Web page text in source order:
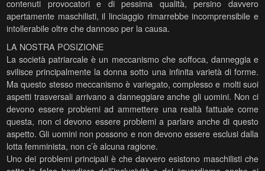
contenuti provocatori e di pessima qualità, persino davvero
apertamente maschilisti, il linciaggio rimarrebbe incomprensibile e
intollerabile oltre che dannoso per la causa.
LA NOSTRA POSIZIONE
La società patriarcale è un meccanismo che soffoca, danneggia e
svilisce principalmente la donna sotto una infinita varietà di forme.
Ma questo stesso meccanismo è variegato, complesso e molti suoi
aspetti trasversali arrivano a danneggiare anche gli uomini. Non ci
devono essere problemi ad ammettere una realtà fattuale come
questa, non ci devono essere problemi a parlare anche di questo
aspetto. Gli uomini non possono e non devono essere esclusi dalla
lotta femminista, non c’è alcuna ragione.
Uno dei problemi principali è che davvero esistono maschilisti che